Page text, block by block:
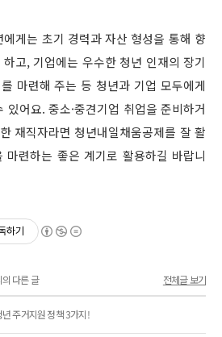
게는 초기 경력과 자산 형성을 통해 향
고, 기업에는 우수한 청년 인재의 장기
마련해 주는 등 청년과 기업 모두에게
어요. 중소·중견기업 취업을 준비하거
재직자라면 청년내일채움공제를 잘 활
련하는 좋은 계기로 활용하길 바랍니
하기
다른 글
주거지원 정책 3가지!
전체글 보기